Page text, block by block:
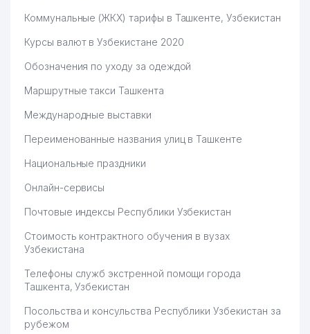
Коммунальные (ЖКХ) тарифы в Ташкенте, Узбекистан
Курсы валют в Узбекистане 2020
Обозначения по уходу за одеждой
Маршрутные такси Ташкента
Международные выставки
Переименованные названия улиц в Ташкенте
Национальные праздники
Онлайн-сервисы
Почтовые индексы Республики Узбекистан
Стоимость контрактного обучения в вузах
Узбекистана
Телефоны служб экстренной помощи города
Ташкента, Узбекистан
Посольства и консульства Республики Узбекистан за
рубежом